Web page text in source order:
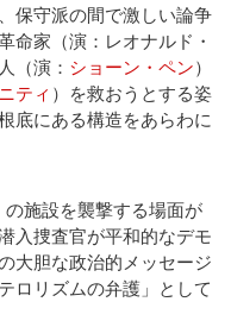
保守派の間で激しい論争
命家（演：レオナルド・
（演： ショーン・ペン）
ティ ）を救おうとする姿
底にある構造をあらわに
施設を襲撃する場面が
入捜査官が平和的なデモ
大胆な政治的メッセージ
ロリズムの弁護」として